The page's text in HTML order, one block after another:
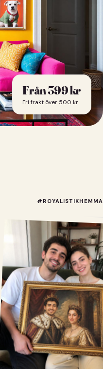
Från399kr
Fri frakt över 500 kr
#ROYALISTIKHEMMA